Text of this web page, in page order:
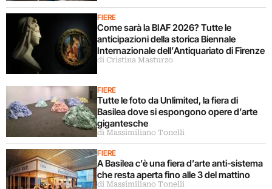
FIERE
Come sarà la BIAF 2026? Tutte le
anticipazioni della storica Biennale
Internazionale dell’Antiquariato di Firenze
di Cristina Masturzo
FIERE
Tutte le foto da Unlimited, la fiera di
Basilea dove si espongono opere d’arte
gigantesche
di Massimiliano Tonelli
FIERE
A Basilea c’è una fiera d’arte anti-sistema
che resta aperta fino alle 3 del mattino
di Massimiliano Tonelli